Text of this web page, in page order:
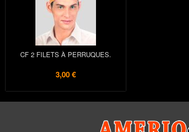
CF 2 FILETS À PERRUQUES.
3,00 €